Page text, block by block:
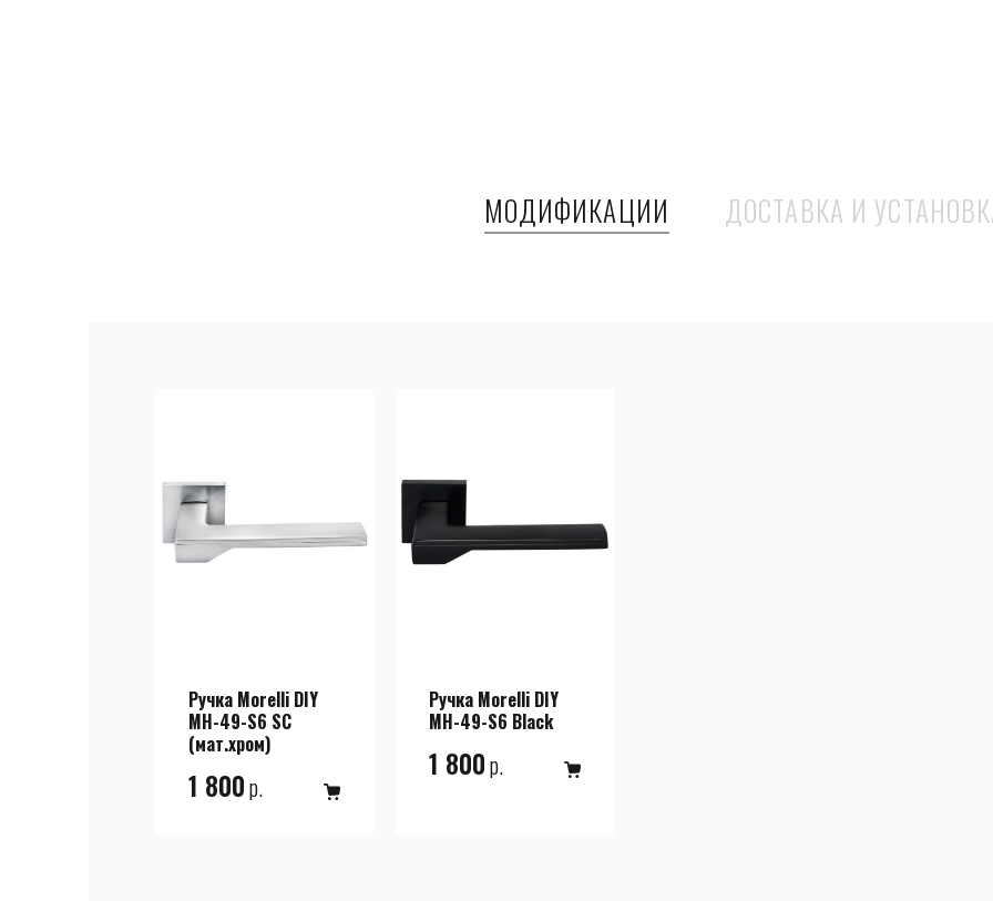
МОДИФИКАЦИИ ДОСТАВКА И
Ручка Morelli DIY
MH-49-S6 SC
(мат.хром)
1 800р.
Ручка Morelli DIY
MH-49-S6 Black
1 800р.